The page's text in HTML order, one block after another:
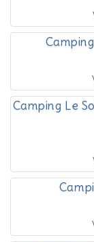
Camping Le